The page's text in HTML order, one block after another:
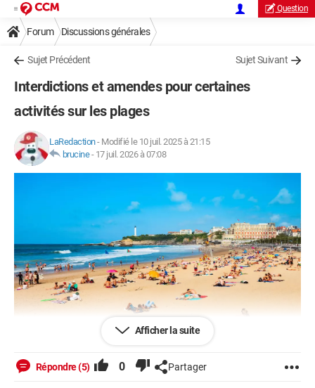
Question
Forum Discussions générales
Sujet Précédent Sujet Suivant
Interdictions et amendes pour certaines
activités sur les plages
LaRedaction- Modifié le 10 juil. 2025 à 21:15
brucine- 17 juil. 2026 à 07:08
https://fr.123rf.com/photo_129568897_la-grande-plage-est-une-plage-publique-de-
Afficher la suite
Répondre (5) 0 Partager